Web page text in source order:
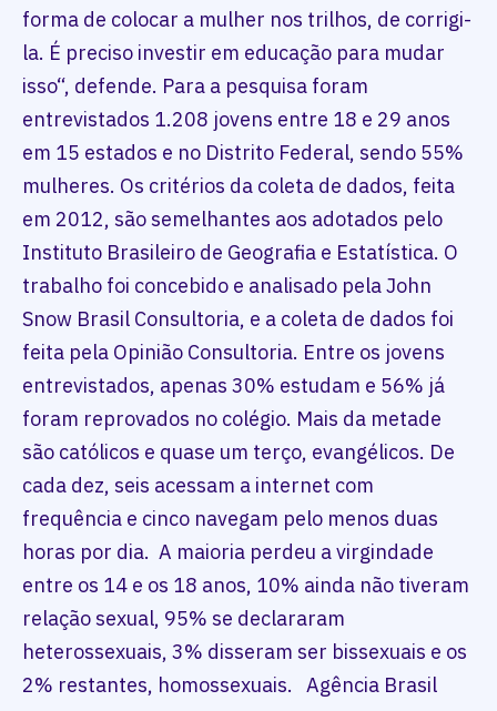
forma de colocar a mulher nos trilhos, de corrigi-
la. É preciso investir em educação para mudar
isso“, defende. Para a pesquisa foram
entrevistados 1.208 jovens entre 18 e 29 anos
em 15 estados e no Distrito Federal, sendo 55%
mulheres. Os critérios da coleta de dados, feita
em 2012, são semelhantes aos adotados pelo
Instituto Brasileiro de Geografia e Estatística. O
trabalho foi concebido e analisado pela John
Snow Brasil Consultoria, e a coleta de dados foi
feita pela Opinião Consultoria. Entre os jovens
entrevistados, apenas 30% estudam e 56% já
foram reprovados no colégio. Mais da metade
são católicos e quase um terço, evangélicos. De
cada dez, seis acessam a internet com
frequência e cinco navegam pelo menos duas
horas por dia. A maioria perdeu a virgindade
entre os 14 e os 18 anos, 10% ainda não tiveram
relação sexual, 95% se declararam
heterossexuais, 3% disseram ser bissexuais e os
2% restantes, homossexuais. Agência Brasil